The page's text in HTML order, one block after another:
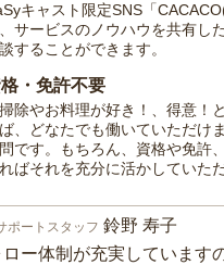
キャスト限定SNS「
サービスのノウハウを共有し
することができます。
・免許不要
除やお料理が好き！、得意！
、どなたでも働いていただけ
です。もちろん、資格や免許
ばそれを充分に活かしていた
ポートスタッフ 鈴野 寿子
ロー体制が充実しています